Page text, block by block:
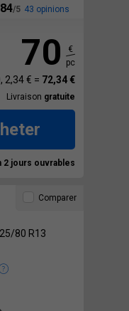
43 opinions
70
€
pc
2,34 € = 72,34 €
Livraison gratuite
2 jours ouvrables
80 R13
Comparer